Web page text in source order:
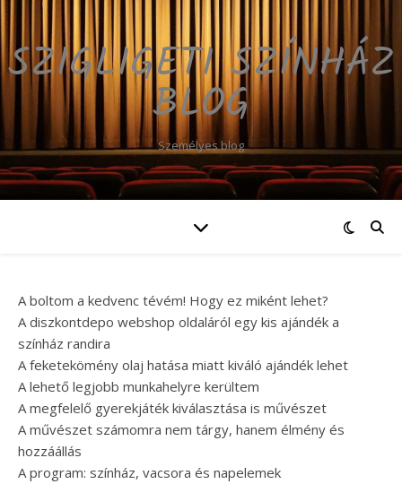
SZIGLIGETI SZÍNHÁZ
BLOG
Személyes blog
A boltom a kedvenc tévém! Hogy ez miként lehet?
A diszkontdepo webshop oldaláról egy kis ajándék a
színház randira
A feketekömény olaj hatása miatt kiváló ajándék lehet
A lehető legjobb munkahelyre kerültem
A megfelelő gyerekjáték kiválasztása is művészet
A művészet számomra nem tárgy, hanem élmény és
hozzáállás
A program: színház, vacsora és napelemek